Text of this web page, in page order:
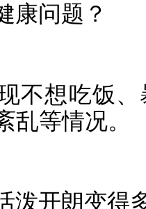
康问题？
不想吃饭
乱等情况。
泼开朗变得